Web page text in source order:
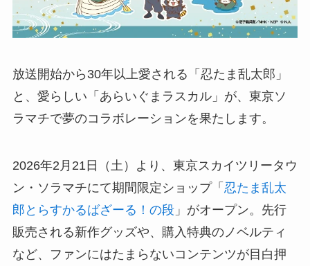
放送開始から30年以上愛される「忍たま乱太郎」
と、愛らしい「あらいぐまラスカル」が、東京ソ
ラマチで夢のコラボレーションを果たします。
2026年2月21日（土）より、東京スカイツリータウ
ン・ソラマチにて期間限定ショップ「 忍たま乱太
郎とらすかるばざーる！の段」がオープン。先行
販売される新作グッズや、購入特典のノベルティ
など、ファンにはたまらないコンテンツが目白押